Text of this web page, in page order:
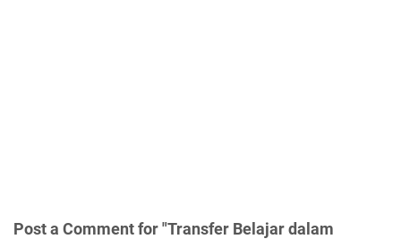
Post a Comment for "Transfer Belajar dalam